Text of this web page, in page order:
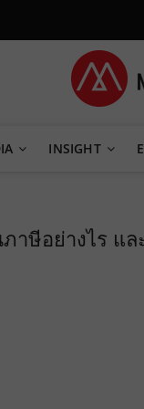
INSIGHT
ษีอย่างไร แ